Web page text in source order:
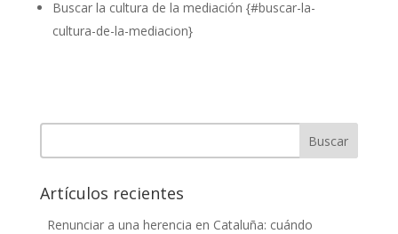
Buscar la cultura de la mediación {#buscar-la-
cultura-de-la-mediacion}
Buscar
Artículos recientes
Renunciar a una herencia en Cataluña: cuándo